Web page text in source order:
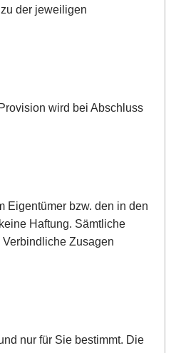
der jeweiligen
wird bei Abschluss
Eigentümer bzw. den in den
Haftung. Sämtliche
Zusagen
nur für Sie bestimmt. Die